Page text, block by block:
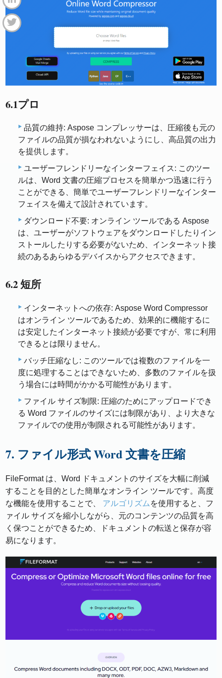
6.1プロ
品質の維持: Aspose コンプレッサーは、圧縮後も元の
ファイルの品質が損なわれないようにし、高品質の出力
を提供します。
ユーザーフレンドリーなインターフェイス: このツー
ルは、Word 文書の圧縮プロセスを簡単かつ迅速に行う
ことができる、簡単でユーザーフレンドリーなインター
フェイスを備えて設計されています。
ダウンロード不要: オンライン ツールである Aspose
は、ユーザーがソフトウェアをダウンロードしたりイン
ストールしたりする必要がないため、インターネット接
続のあるあらゆるデバイスからアクセスできます。
6.2 短所
インターネットへの依存: Aspose Word Compressor
はオンライン ツールであるため、効果的に機能するに
は安定したインターネット接続が必要ですが、常に利用
できるとは限りません。
バッチ圧縮なし: このツールでは複数のファイルを一
度に処理することはできないため、多数のファイルを扱
う場合には時間がかかる可能性があります。
ファイル サイズ制限: 圧縮のためにアップロードでき
る Word ファイルのサイズには制限があり、より大きな
ファイルでの使用が制限される可能性があります。
7. ファイル形式 Word 文書を圧縮
FileFormat は、Word ドキュメントのサイズを大幅に削減
することを目的とした簡単なオンライン ツールです。高度
な機能を使用することで、 アルゴリズム を使用すると、フ
ァイル サイズを縮小しながら、元のコンテンツの品質を高
く保つことができるため、ドキュメントの転送と保存が容
易になります。